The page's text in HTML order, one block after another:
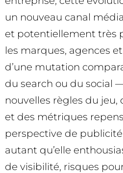
un nouveau canal
et potentiellement très
les marques, agences
d’une mutation
du search ou du social
nouvelles règles du
et des métriques
perspective de
autant qu’elle
de visibilité, risques